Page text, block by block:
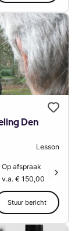
Den
Lesson
Op afspraak
v.a. € 150,00
Stuur bericht